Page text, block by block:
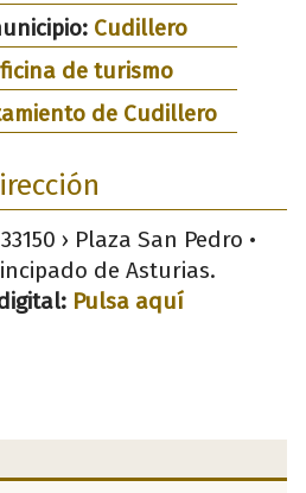
Cudillero
de turismo
de Cudillero
› Plaza San Pedro •
de Asturias.
Pulsa aquí